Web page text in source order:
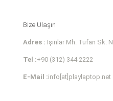
Bize Ulaşın
Adres : Işınlar Mh. Tufan Sk.
Tel :+90 (312) 344 2222
E-Mail :info[at]playlaptop.net